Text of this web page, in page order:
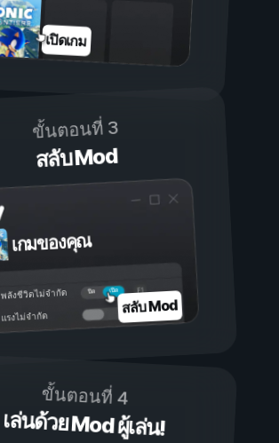
เปิดเกม
ขั้นตอนที่ 3
สลับ Mod
เกมของคุณ
เปิด
ปิด
พลังชีวิตไม่จำกัด
แรงไม่จำกัด สลับ Mod
ขั้นตอนที่ 4
เล่นด้วย Mod ผู้เล่น!